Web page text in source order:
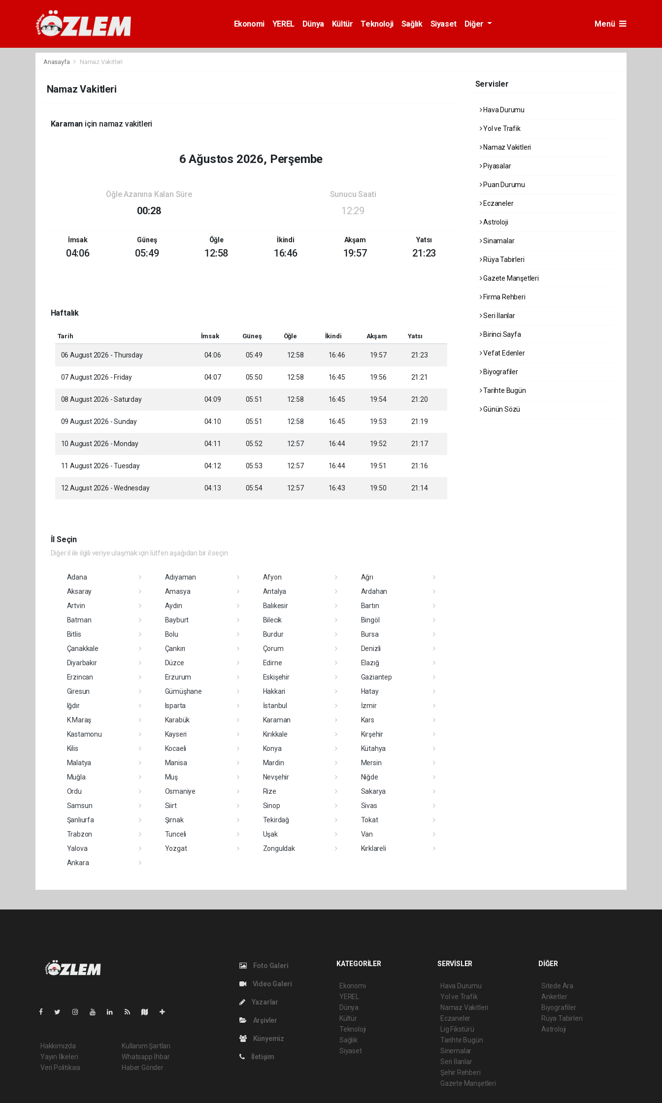
Ekonomi YEREL Dünya Kültür Teknoloji Sağlık Siyaset Diğer Menü
Anasayfa Namaz Vakitleri
Namaz Vakitleri
Karaman için namaz vakitleri
6 Ağustos 2026, Perşembe
Öğle Azanına Kalan Süre
00:28
Sunucu Saati
12:29
İmsak
04:06
Güneş
05:49
Öğle
12:58
İkindi
16:46
Akşam
19:57
Yatsı
21:23
Haftalık
Tarih İmsak Güneş Öğle İkindi Akşam Yatsı
06 August 2026 - Thursday 04:06 05:49 12:58 16:46 19:57 21:23
07 August 2026 - Friday 04:07 05:50 12:58 16:45 19:56 21:21
08 August 2026 - Saturday 04:09 05:51 12:58 16:45 19:54 21:20
09 August 2026 - Sunday 04:10 05:51 12:58 16:45 19:53 21:19
10 August 2026 - Monday 04:11 05:52 12:57 16:44 19:52 21:17
11 August 2026 - Tuesday 04:12 05:53 12:57 16:44 19:51 21:16
12 August 2026 - Wednesday 04:13 05:54 12:57 16:43 19:50 21:14
İl Seçin
Diğer il ile ilgili veriye ulaşmak için lütfen aşağıdan bir il seçin
Adana Adıyaman Afyon
Ağrı
Aksaray
Amasya Antalya
Ardahan
Artvin
Aydın Balıkesir
Bartın
Batman
Bayburt Bilecik
Bingöl
Bitlis
Bolu Burdur
Bursa
Çanakkale
Çankırı Çorum
Denizli
Diyarbakır
Düzce Edirne
Elazığ
Erzincan
Erzurum Eskişehir
Gaziantep
Giresun
Gümüşhane Hakkari
Hatay
Iğdır
Isparta İstanbul
İzmir
K.Maraş
Karabük Karaman
Kars
Kastamonu
Kayseri Kırıkkale
Kırşehir
Kilis
Kocaeli Konya
Kütahya
Malatya
Manisa Mardin
Mersin
Muğla
Muş Nevşehir
Niğde
Ordu
Osmaniye Rize
Sakarya
Samsun
Siirt Sinop
Sivas
Şanlıurfa
Şırnak Tekirdağ
Tokat
Trabzon
Tunceli Uşak
Van
Yalova
Yozgat Zonguldak
Kırklareli
Ankara
Servisler
Hava Durumu
Yol ve Trafik
Namaz Vakitleri
Piyasalar
Puan Durumu
Eczaneler
Astroloji
Sinamalar
Rüya Tabirleri
Gazete Manşetleri
Firma Rehberi
Seri İlanlar
Birinci Sayfa
Vefat Edenler
Biyografiler
Tarihte Bugün
Günün Sözü
Hakkımızda
Yayın İlkeleri
Veri Politikası
Kullanım Şartları
Whatsapp İhbar
Haber Gönder
Foto Galeri
Video Galeri
Yazarlar
Arşivler
Künyemiz
İletişim
KATEGORİLER
Ekonomi
YEREL
Dünya
Kültür
Teknoloji
Sağlık
Siyaset
SERVİSLER
Hava Durumu
Yol ve Trafik
Namaz Vakitleri
Eczaneler
Lig Fikstürü
Tarihte Bugün
Sinemalar
Seri İlanlar
Şehir Rehberi
Gazete Manşetleri
DİĞER
Sitede Ara
Anketler
Biyografiler
Rüya Tabirleri
Astroloji